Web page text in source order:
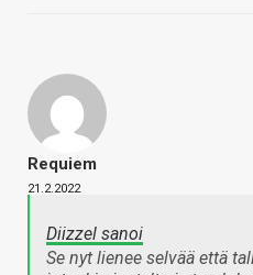
Requiem
21.2.2022
Diizzel sanoi
Se nyt lienee selvää että